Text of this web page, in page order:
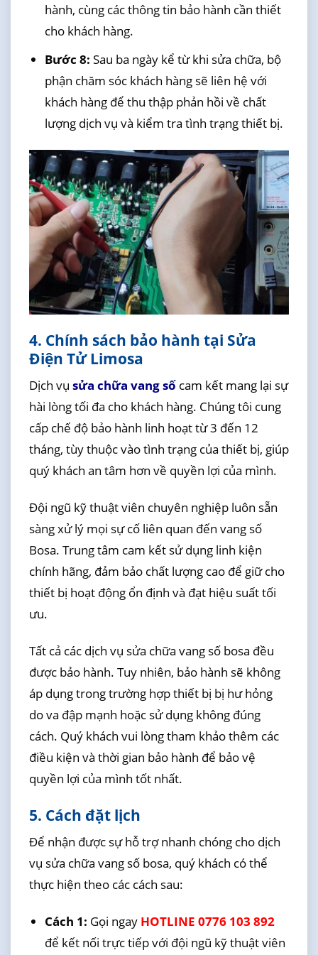
hành, cùng các thông tin bảo hành cần thiết
cho khách hàng.
Bước 8: Sau ba ngày kể từ khi sửa chữa, bộ
phận chăm sóc khách hàng sẽ liên hệ với
khách hàng để thu thập phản hồi về chất
lượng dịch vụ và kiểm tra tình trạng thiết bị.
4. Chính sách bảo hành tại Sửa
Điện Tử Limosa
Dịch vụ sửa chữa vang số cam kết mang lại sự
hài lòng tối đa cho khách hàng. Chúng tôi cung
cấp chế độ bảo hành linh hoạt từ 3 đến 12
tháng, tùy thuộc vào tình trạng của thiết bị, giúp
quý khách an tâm hơn về quyền lợi của mình.
Đội ngũ kỹ thuật viên chuyên nghiệp luôn sẵn
sàng xử lý mọi sự cố liên quan đến vang số
Bosa. Trung tâm cam kết sử dụng linh kiện
chính hãng, đảm bảo chất lượng cao để giữ cho
thiết bị hoạt động ổn định và đạt hiệu suất tối
ưu.
Tất cả các dịch vụ sửa chữa vang số bosa đều
được bảo hành. Tuy nhiên, bảo hành sẽ không
áp dụng trong trường hợp thiết bị bị hư hỏng
do va đập mạnh hoặc sử dụng không đúng
cách. Quý khách vui lòng tham khảo thêm các
điều kiện và thời gian bảo hành để bảo vệ
quyền lợi của mình tốt nhất.
5. Cách đặt lịch
Để nhận được sự hỗ trợ nhanh chóng cho dịch
vụ sửa chữa vang số bosa, quý khách có thể
thực hiện theo các cách sau:
Cách 1: Gọi ngay HOTLINE 0776 103 892
để kết nối trực tiếp với đội ngũ kỹ thuật viên